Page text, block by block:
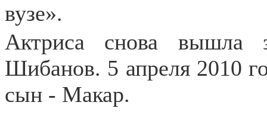
вузе».
Актриса снова
Шибанов. 5 апреля 2010
сын - Макар.